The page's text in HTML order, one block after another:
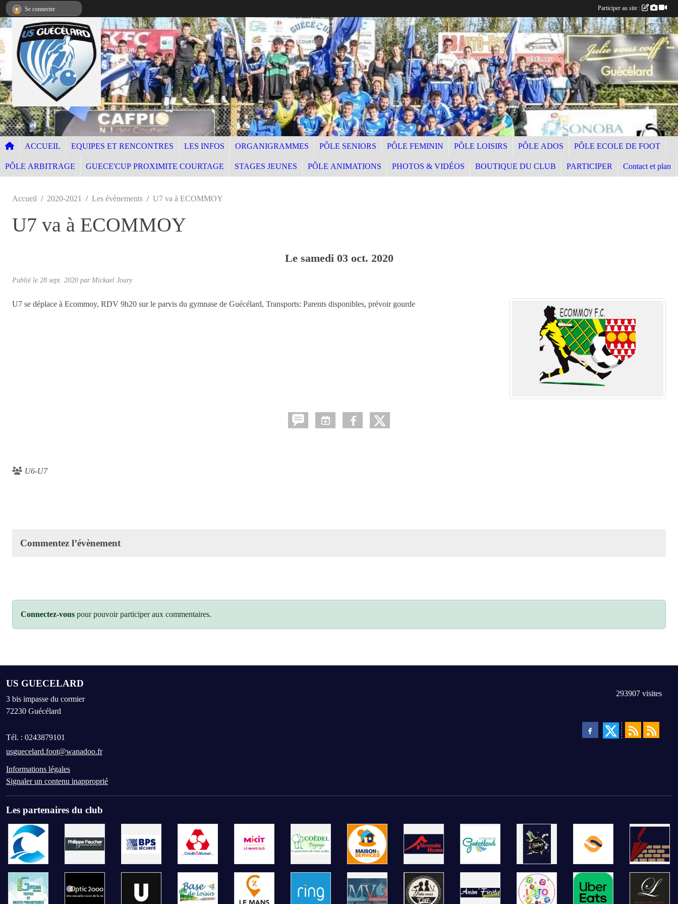
ACCUEIL EQUIPES ET RENCONTRES LES INFOS ORGANIGRAMMES PÔLE SENIORS PÔLE FEMININ PÔLE LOISIRS PÔLE ADOS PÔLE ECOLE DE FOOT
PÔLE ARBITRAGE GUECE'CUP PROXIMITE COURTAGE STAGES JEUNES PÔLE ANIMATIONS PHOTOS & VIDÉOS BOUTIQUE DU CLUB PARTICIPER Contact et plan
Accueil 2020-2021 Les évènements U7 va à ECOMMOY
U7 va à ECOMMOY
Le samedi 03 oct. 2020
Publié le 28 sept. 2020 par Mickael Joury
U7 se déplace à Ecommoy, RDV 9h20 sur le parvis du gymnase de Guécélard, Transports: Parents disponibles, prévoir gourde
U6-U7
Commentez l’évènement
Connectez-vous pour pouvoir participer aux commentaires.
US GUECELARD
3 bis impasse du cormier
72230 Guécélard
Tél. : 0243879101
usguecelard.foot@wanadoo.fr
Informations légales
Signaler un contenu inapproprié
293907 visites
Les partenaires du club
Se connecter Participer au site :
Panneau de gestion des cookies